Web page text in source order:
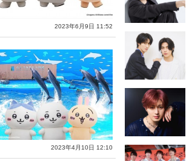
2023年6月9日 11:52
2023年4月10日 12:10